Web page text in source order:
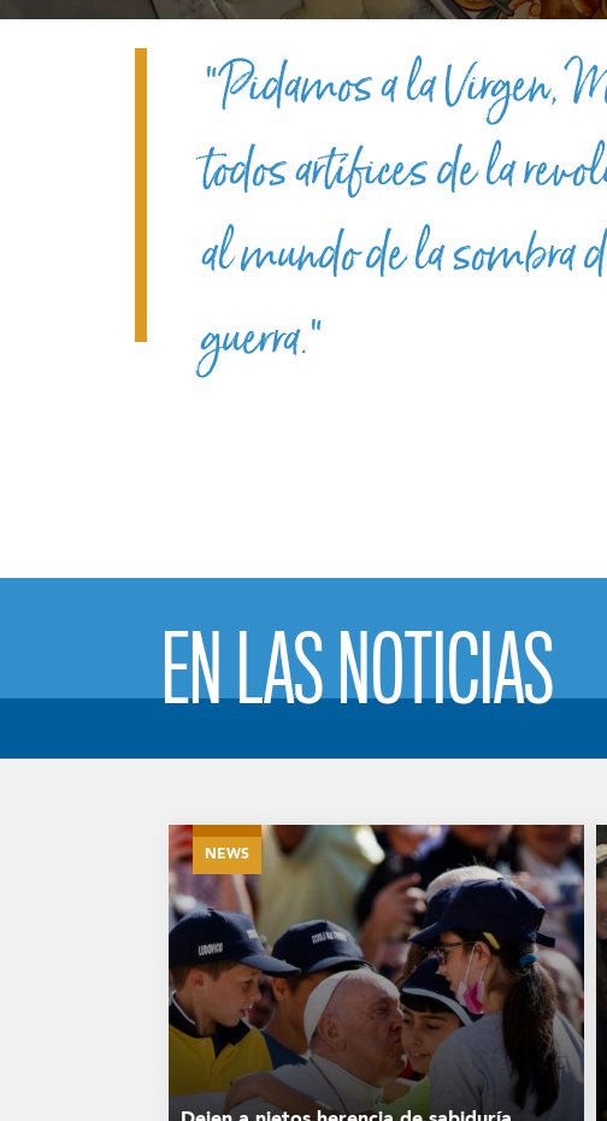
“Pidamos a la Virgen,
todos artífices de la
al mundo de la sombra
guerra.”
EN LAS NOTICIAS
NEWS